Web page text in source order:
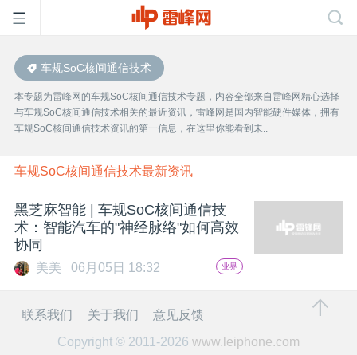
首
页
雷
峰
网
公
车规SoC核间通信技术
本专题为雷峰网的车规SoC核间通信技术专题，内容全部来自雷峰网精心选择
与车规SoC核间通信技术相关的最近资讯，雷峰网是国内智能硬件媒体，拥有
车规SoC核间通信技术资讯的第一信息，在这里你能看到未..
车规SoC核间通信技术最新资讯
黑芝麻智能 | 车规SoC核间通信技
术：智能汽车的"神经脉络"如何高效
协同
美美 06月05日 18:32 业界
联系我们 关于我们
意见反馈
Copyright © 2011-2026 www.leiphone.com